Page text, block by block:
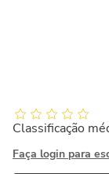
Classificação
Faça login para